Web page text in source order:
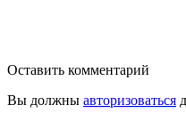
Оставить комментарий
Вы должны авторизоваться